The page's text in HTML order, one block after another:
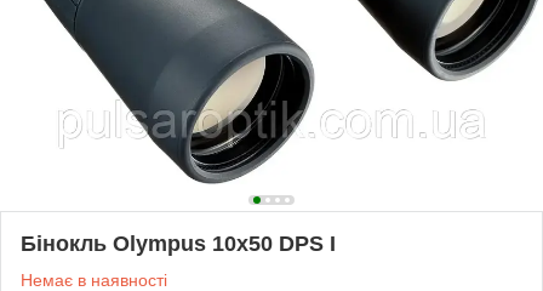
Бінокль Olympus 10x50 DPS I
Немає в наявності